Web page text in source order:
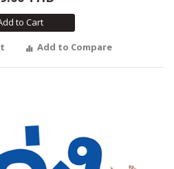
to Cart
Add to Compare